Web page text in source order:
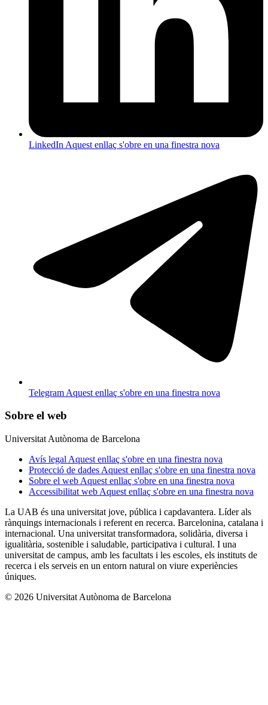
LinkedIn Aquest enllaç s'obre en una finestra nova
Telegram Aquest enllaç s'obre en una finestra nova
Sobre el web
Universitat Autònoma de Barcelona
Avís legal Aquest enllaç s'obre en una finestra nova
Protecció de dades Aquest enllaç s'obre en una finestra nova
Sobre el web Aquest enllaç s'obre en una finestra nova
Accessibilitat web Aquest enllaç s'obre en una finestra nova
La UAB és una universitat jove, pública i capdavantera. Líder als
rànquings internacionals i referent en recerca. Barcelonina, catalana i
internacional. Una universitat transformadora, solidària, diversa i
igualitària, sostenible i saludable, participativa i cultural. I una
universitat de campus, amb les facultats i les escoles, els instituts de
recerca i els serveis en un entorn natural on viure experiències
úniques.
© 2026 Universitat Autònoma de Barcelona